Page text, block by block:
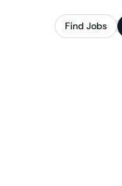
Find Jobs